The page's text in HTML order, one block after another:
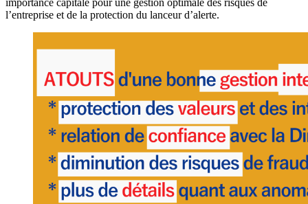
l’entreprise et de la protection du lanceur d’alerte.